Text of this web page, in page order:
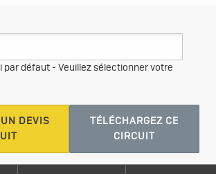
par défaut - Veuillez sélectionner votre
DEVIS
TÉLÉCHARGEZ CE
CIRCUIT